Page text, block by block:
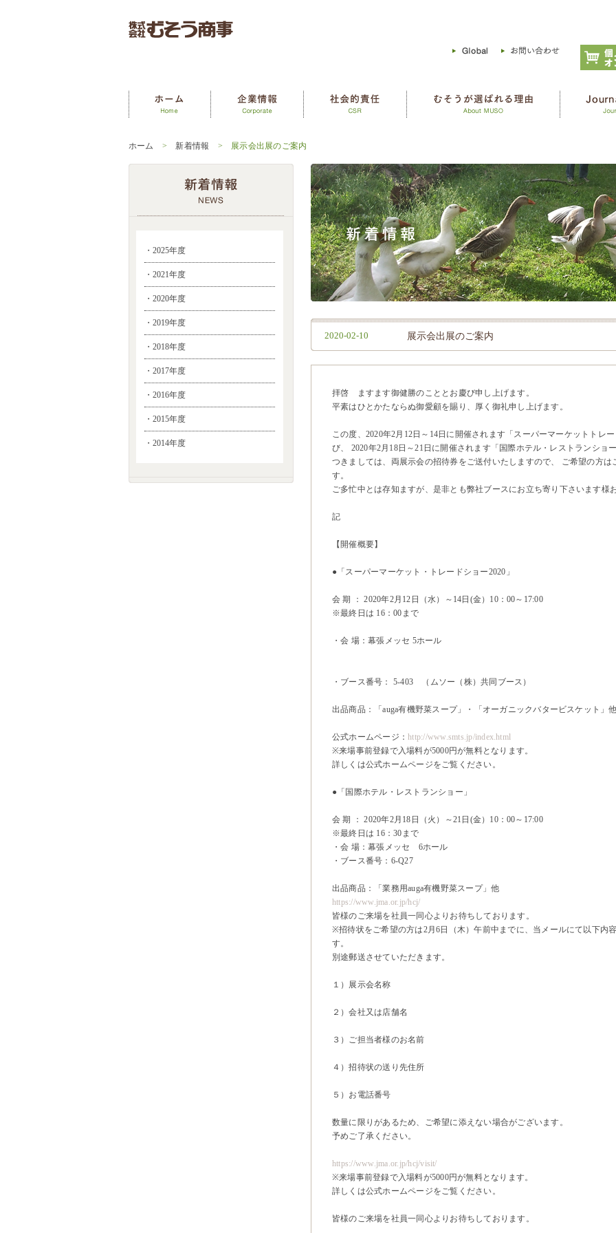
ホーム > 新着情報 > 展示会出展のご案内
・2025年度
・2021年度
・2020年度
・2019年度
・2018年度
・2017年度
・2016年度
・2015年度
・2014年度
2020-02-10 展示会出展のご案内
拝啓 ますます御健勝のこととお慶び申し上げます。
平素はひとかたならぬ御愛顧を賜り、厚く御礼申し上げます。
この度、2020年2月12日～14日に開催されます「スーパーマーケットトレ
び、 2020年2月18日～21日に開催されます「国際ホテル・レストランショ
つきましては、両展示会の招待券をご送付いたしますので、 ご希望の方
す。
ご多忙中とは存知ますが、是非とも弊社ブースにお立ち寄り下さいます様
記
【開催概要】
●「スーパーマーケット・トレードショー2020」
会 期 ： 2020年2月12日（水）～14日(金）10：00～17:00
※最終日は 16：00まで
・会 場：幕張メッセ 5ホール
・ブース番号： 5-403 （ムソー（株）共同ブース）
出品商品：「auga有機野菜スープ」・「オーガニックバタービスケット」
公式ホームページ：http://www.smts.jp/index.html
※来場事前登録で入場料が5000円が無料となります。
詳しくは公式ホームページをご覧ください。
●「国際ホテル・レストランショー」
会 期 ： 2020年2月18日（火）～21日(金）10：00～17:00
※最終日は 16：30まで
・会 場：幕張メッセ 6ホール
・ブース番号：6-Q27
出品商品：「業務用auga有機野菜スープ」他
https://www.jma.or.jp/hcj/
皆様のご来場を社員一同心よりお待ちしております。
※招待状をご希望の方は2月6日（木）午前中までに、当メールにて以下内
す。
別途郵送させていただきます。
１）展示会名称
２）会社又は店舗名
３）ご担当者様のお名前
４）招待状の送り先住所
５）お電話番号
数量に限りがあるため、ご希望に添えない場合がございます。
予めご了承ください。
https://www.jma.or.jp/hcj/visit/
※来場事前登録で入場料が5000円が無料となります。
詳しくは公式ホームページをご覧ください。
皆様のご来場を社員一同心よりお待ちしております。